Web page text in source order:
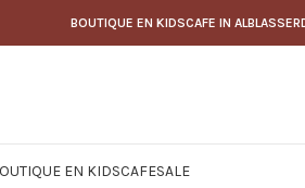
BOUTIQUE EN KIDSCAFE IN
EN KIDSCAFESALE